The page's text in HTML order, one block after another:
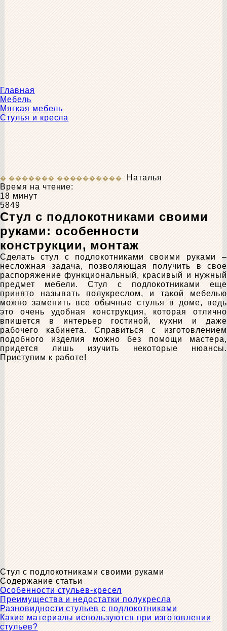
Главная
Мебель
Мягкая мебель
Стулья и кресла
Наталья
Время на чтение:
18 минут
5849
Стул с подлокотниками своими
руками: особенности
конструкции, монтаж
Сделать стул с подлокотниками своими руками –
несложная задача, позволяющая получить в свое
распоряжение функциональный, красивый и нужный
предмет мебели. Стул с подлокотниками еще
принято называть полукреслом, и такой мебелью
можно заменить все обычные стулья в доме, ведь
это очень удобная конструкция, которая отлично
впишется в интерьер гостиной, кухни и даже
рабочего кабинета. Справиться с изготовлением
подобного изделия можно без помощи мастера,
придется лишь изучить некоторые нюансы.
Приступим к работе!
Стул с подлокотниками своими руками
Содержание статьи
Особенности стульев-кресел
Преимущества и недостатки полукресла
Разновидности стульев с подлокотниками
Какие материалы используются при изготовлении
стульев?